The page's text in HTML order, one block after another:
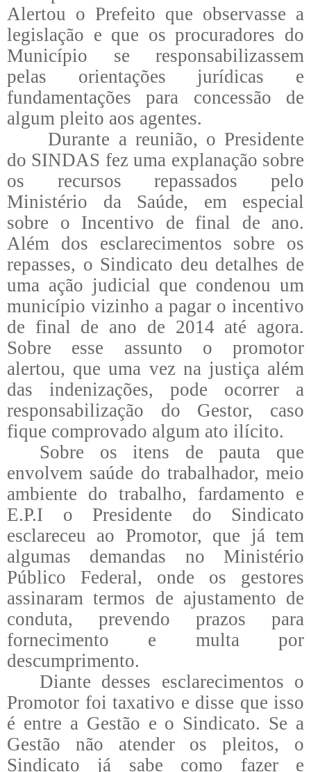
Alertou o Prefeito que observasse a
legislação e que os procuradores do
Município se responsabilizassem
pelas orientações jurídicas e
fundamentações para concessão de
algum pleito aos agentes.
Durante a reunião, o Presidente
do SINDAS fez uma explanação sobre
os recursos repassados pelo
Ministério da Saúde, em especial
sobre o Incentivo de final de ano.
Além dos esclarecimentos sobre os
repasses, o Sindicato deu detalhes de
uma ação judicial que condenou um
município vizinho a pagar o incentivo
de final de ano de 2014 até agora.
Sobre esse assunto o promotor
alertou, que uma vez na justiça além
das indenizações, pode ocorrer a
responsabilização do Gestor, caso
fique comprovado algum ato ilícito.
Sobre os itens de pauta que
envolvem saúde do trabalhador, meio
ambiente do trabalho, fardamento e
E.P.I o Presidente do Sindicato
esclareceu ao Promotor, que já tem
algumas demandas no Ministério
Público Federal, onde os gestores
assinaram termos de ajustamento de
conduta, prevendo prazos para
fornecimento e multa por
descumprimento.
Diante desses esclarecimentos o
Promotor foi taxativo e disse que isso
é entre a Gestão e o Sindicato. Se a
Gestão não atender os pleitos, o
Sindicato já sabe como fazer e